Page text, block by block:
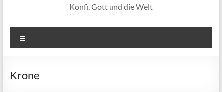
Konfi, Gott und die Welt
Krone